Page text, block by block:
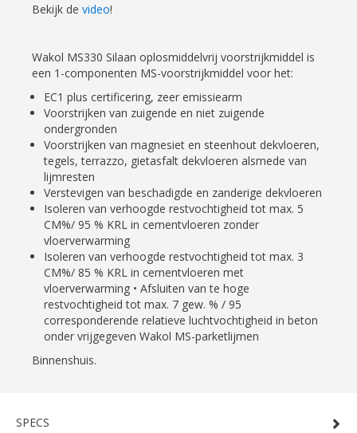
Bekijk de video!
Wakol MS330 Silaan oplosmiddelvrij voorstrijkmiddel is
een 1-componenten MS-voorstrijkmiddel voor het:
EC1 plus certificering, zeer emissiearm
Voorstrijken van zuigende en niet zuigende
ondergronden
Voorstrijken van magnesiet en steenhout dekvloeren,
tegels, terrazzo, gietasfalt dekvloeren alsmede van
lijmresten
Verstevigen van beschadigde en zanderige dekvloeren
Isoleren van verhoogde restvochtigheid tot max. 5
CM%/ 95 % KRL in cementvloeren zonder
vloerverwarming
Isoleren van verhoogde restvochtigheid tot max. 3
CM%/ 85 % KRL in cementvloeren met
vloerverwarming • Afsluiten van te hoge
restvochtigheid tot max. 7 gew. % / 95
corresponderende relatieve luchtvochtigheid in beton
onder vrijgegeven Wakol MS-parketlijmen
Binnenshuis.
SPECS